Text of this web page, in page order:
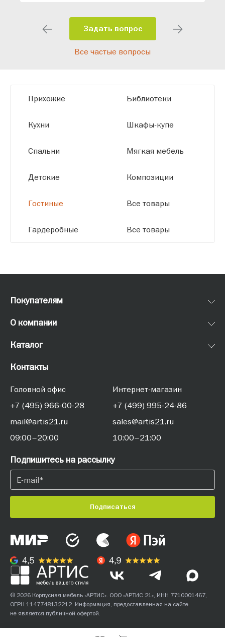
помещения и личные пожелания.
Благодаря современному
высокотехнологичному оборудованию
размерам.
Задать вопрос
Все частые вопросы
Прихожие
Кухни
Спальни
Детские
Гостиные
Гардеробные
Библиотеки
Шкафы-купе
Мягкая мебель
Композиции
Все товары
Все товары
Покупателям
О компании
Каталог
Контакты
Головной офис
+7 (495) 966-00-28
mail@artis21.ru
09:00–20:00
Интернет-магазин
+7 (499) 995-24-86
sales@artis21.ru
10:00–21:00
Подпишитесь на рассылку
Подписаться
© 2026 Корпусная мебель «АРТИС». ООО «АРТИС 21», ИНН 7710001467,
ОГРН 1147748132212. Информация, предоставленная на сайте
не является публичной офертой.